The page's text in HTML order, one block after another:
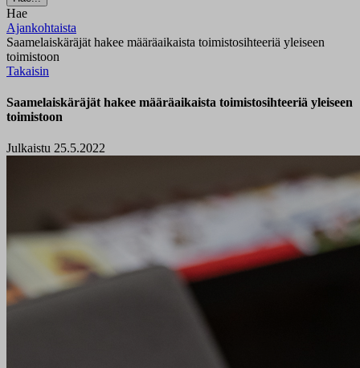
Hae
Ajankohtaista
Saamelaiskäräjät hakee määräaikaista toimistosihteeriä yleiseen
toimistoon
Takaisin
Saamelaiskäräjät hakee määräaikaista toimistosihteeriä yleiseen
toimistoon
Julkaistu 25.5.2022